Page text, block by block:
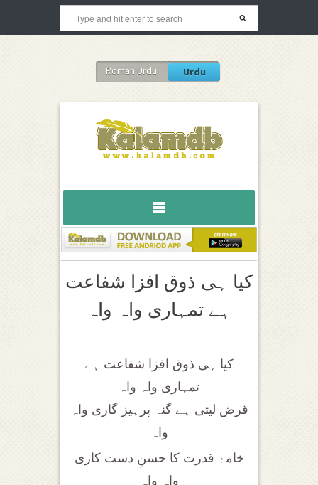
Roman Urdu Urdu
کیا ہی ذوق افزا شفاعت
ہے تمہاری واہ واہ
کیا ہی ذوق افزا شفاعت ہے
تمہاری واہ واہ
قرض لیتی ہے گنہ پرہیز گاری واہ
واہ
خامۂ قدرت کا حسنِ دست کاری
واہ واہ